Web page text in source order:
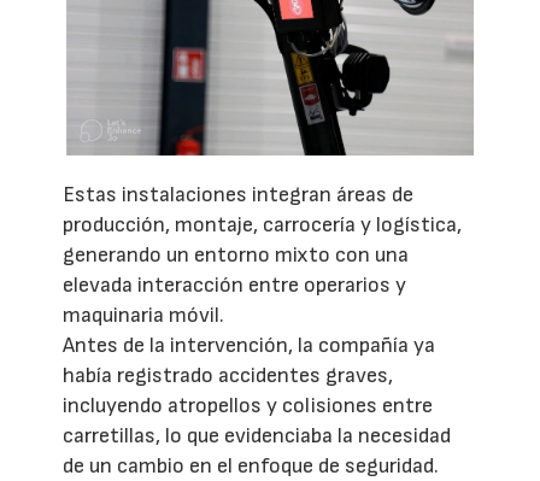
Estas instalaciones integran áreas de
producción, montaje, carrocería y logística,
generando un entorno mixto con una
elevada interacción entre operarios y
maquinaria móvil.
Antes de la intervención, la compañía ya
había registrado accidentes graves,
incluyendo atropellos y colisiones entre
carretillas, lo que evidenciaba la necesidad
de un cambio en el enfoque de seguridad.